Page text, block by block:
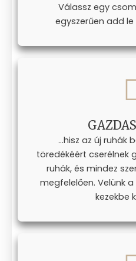
Válassz egy
egyszerűen add
...hisz az új ruhák
töredékéért cserélnek
ruhák, és mindez
megfelelően. Velünk
kezekbe